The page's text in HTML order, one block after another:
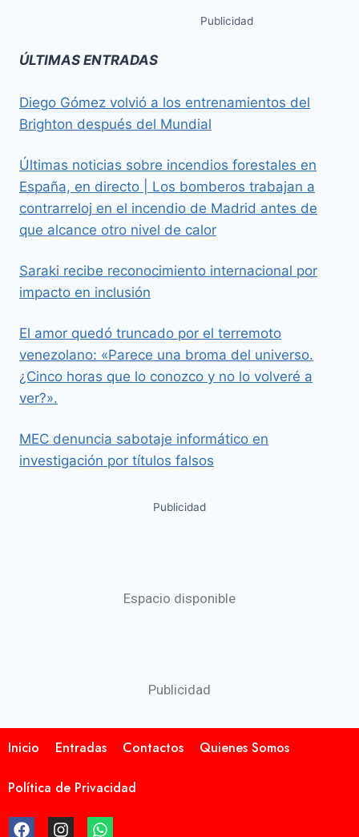
Publicidad
ÚLTIMAS ENTRADAS
Diego Gómez volvió a los entrenamientos del
Brighton después del Mundial
Últimas noticias sobre incendios forestales en
España, en directo | Los bomberos trabajan a
contrarreloj en el incendio de Madrid antes de
que alcance otro nivel de calor
Saraki recibe reconocimiento internacional por
impacto en inclusión
El amor quedó truncado por el terremoto
venezolano: «Parece una broma del universo.
¿Cinco horas que lo conozco y no lo volveré a
ver?».
MEC denuncia sabotaje informático en
investigación por títulos falsos
Publicidad
Espacio disponible
Publicidad
Inicio Entradas Contactos Quienes Somos
Política de Privacidad